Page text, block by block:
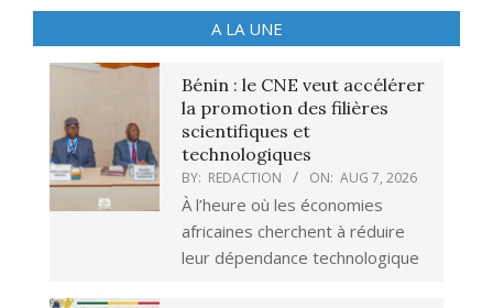
A LA UNE
Bénin : le CNE veut accélérer
la promotion des filières
scientifiques et
technologiques
BY: REDACTION ON: AUG 7, 2026
À l’heure où les économies
africaines cherchent à réduire
leur dépendance technologique